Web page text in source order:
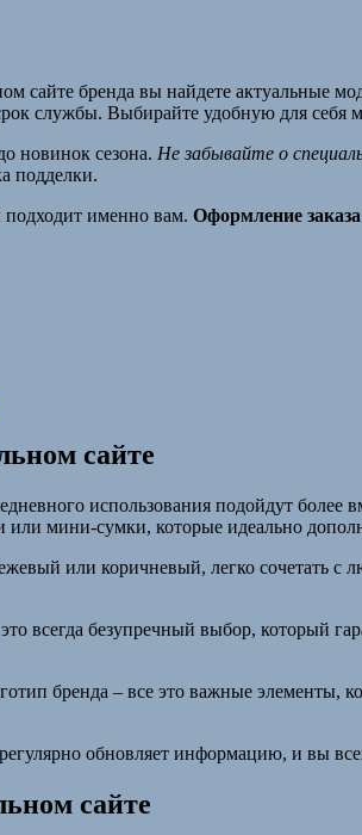
сайте бренда вы найдете актуальные
службы. Выбирайте удобную для себя
новинок сезона. Не забывайте о
подделки.
подходит именно вам. Оформление заказа
сайте
использования подойдут более
мини-сумки, которые идеально
или коричневый, легко сочетать
безупречный выбор, который
бренда – все это важные элементы,
обновляет информацию, и вы
сайте